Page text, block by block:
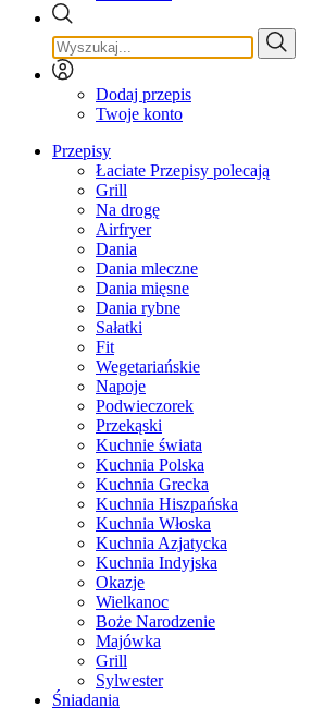
Dodaj przepis
Twoje konto
Przepisy
Łaciate Przepisy polecają
Grill
Na drogę
Airfryer
Dania
Dania mleczne
Dania mięsne
Dania rybne
Sałatki
Fit
Wegetariańskie
Napoje
Podwieczorek
Przekąski
Kuchnie świata
Kuchnia Polska
Kuchnia Grecka
Kuchnia Hiszpańska
Kuchnia Włoska
Kuchnia Azjatycka
Kuchnia Indyjska
Okazje
Wielkanoc
Boże Narodzenie
Majówka
Grill
Sylwester
Śniadania